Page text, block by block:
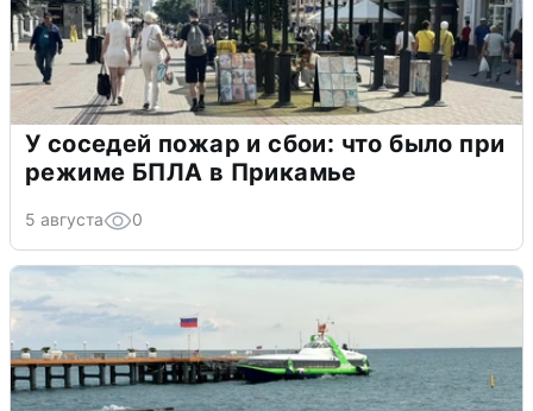
У соседей пожар и сбои: что было при
режиме БПЛА в Прикамье
5 августа 0